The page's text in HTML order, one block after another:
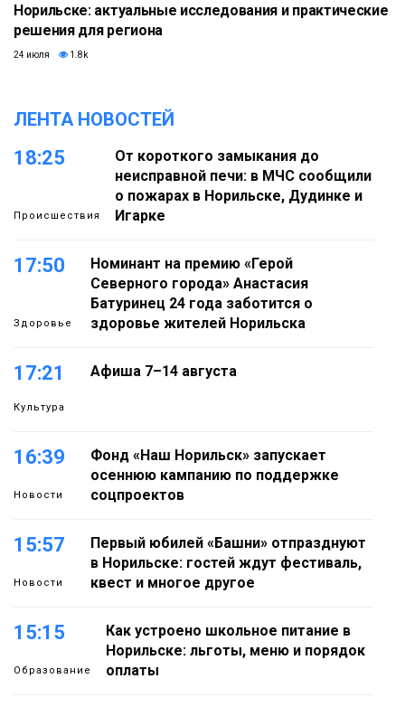
Норильске: актуальные исследования и практические
решения для региона
24 июля 1.8k
ЛЕНТА НОВОСТЕЙ
18:25
Происшествия
От короткого замыкания до
неисправной печи: в МЧС сообщили
о пожарах в Норильске, Дудинке и
Игарке
17:50
Здоровье
Номинант на премию «Герой
Северного города» Анастасия
Батуринец 24 года заботится о
здоровье жителей Норильска
17:21
Культура
Афиша 7–14 августа
16:39
Новости
Фонд «Наш Норильск» запускает
осеннюю кампанию по поддержке
соцпроектов
15:57
Новости
Первый юбилей «Башни» отпразднуют
в Норильске: гостей ждут фестиваль,
квест и многое другое
15:15
Образование
Как устроено школьное питание в
Норильске: льготы, меню и порядок
оплаты